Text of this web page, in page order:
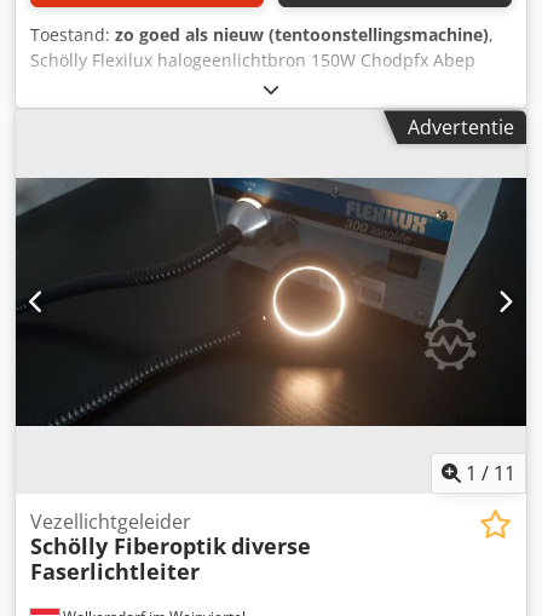
Toestand: zo goed als nieuw (tentoonstellingsmachine),
Schölly Flexilux halogeenlichtbron 150W Chodpfx Abep
Advertentie
1 / 11
Vezellichtgeleider
Schölly Fiberoptikdiverse
Faserlichtleiter